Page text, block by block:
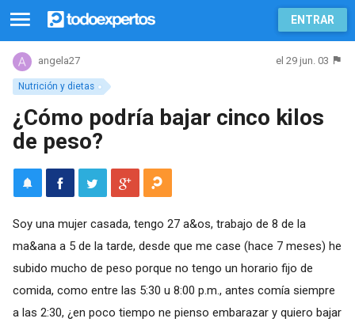
ENTRAR
Nutrición y dietas
angela27 el 29 jun. 03
¿Cómo podría bajar cinco kilos
de peso?
Soy una mujer casada, tengo 27 a&os, trabajo de 8 de la
ma&ana a 5 de la tarde, desde que me case (hace 7 meses) he
subido mucho de peso porque no tengo un horario fijo de
comida, como entre las 5:30 u 8:00 p.m., antes comía siempre
a las 2:30, ¿en poco tiempo ne pienso embarazar y quiero bajar